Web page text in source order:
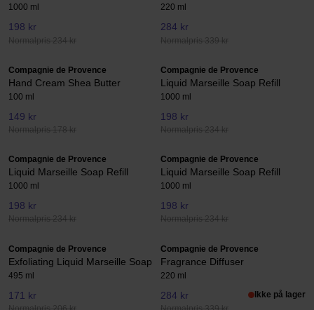
1000 ml
198 kr
Normalpris 234 kr
220 ml
284 kr
Normalpris 339 kr
Compagnie de Provence
Hand Cream Shea Butter
100 ml
149 kr
Normalpris 178 kr
Compagnie de Provence
Liquid Marseille Soap Refill
1000 ml
198 kr
Normalpris 234 kr
Compagnie de Provence
Liquid Marseille Soap Refill
1000 ml
198 kr
Normalpris 234 kr
Compagnie de Provence
Liquid Marseille Soap Refill
1000 ml
198 kr
Normalpris 234 kr
Compagnie de Provence
Exfoliating Liquid Marseille Soap
495 ml
171 kr
Compagnie de Provence
Fragrance Diffuser
220 ml
284 kr Ikke på lager